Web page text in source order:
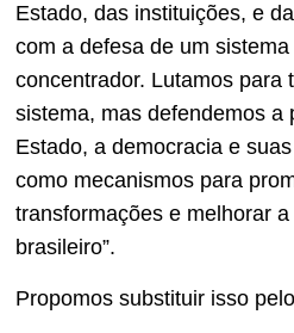
Estado, das instituições, e
com a defesa de um
concentrador. Lutamos para
sistema, mas defendemos a
Estado, a democracia e
como mecanismos para
transformações e melhorar
brasileiro”.
Propomos substituir isso